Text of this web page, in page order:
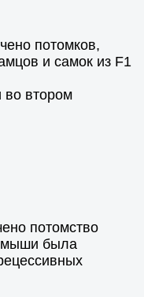
потомков,
и самок из F1
во втором
потомство
мыши была